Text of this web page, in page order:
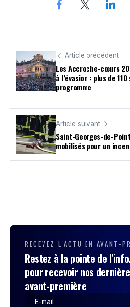
Article précédent
Les Accroche-cœurs
à l’évasion : plus de
programme
Article suivant
Saint-Georges-de-
mobilisés pour un
RECEVEZ L'ACTU EN AVANT-
Restez à la pointe de
pour recevoir nos
avant-première